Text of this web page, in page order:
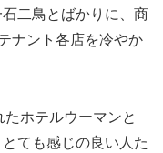
二鳥とばかりに、商
ナント各店を冷やか
ホテルウーマンと
ても感じの良い人た